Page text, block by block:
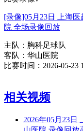
[录像]05月23日 上海
院 全场录像回放
主队：胸科足球队
客队：华山医院
比赛时间：2026-05-23
相关视频
2026年05月23日